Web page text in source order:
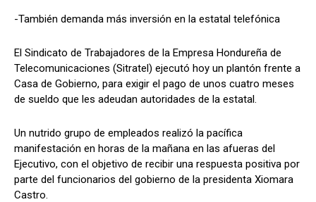
Comparta
Facebook X WhatsApp
Comparta
Facebook X WhatsApp
-También demanda más inversión en la estatal telefónica
El Sindicato de Trabajadores de la Empresa Hondureña de
Telecomunicaciones (Sitratel) ejecutó hoy un plantón frente a
Casa de Gobierno, para exigir el pago de unos cuatro meses
de sueldo que les adeudan autoridades de la estatal.
Un nutrido grupo de empleados realizó la pacífica
manifestación en horas de la mañana en las afueras del
Ejecutivo, con el objetivo de recibir una respuesta positiva por
parte del funcionarios del gobierno de la presidenta Xiomara
Castro.